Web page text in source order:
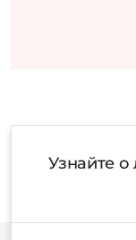
Узнайте